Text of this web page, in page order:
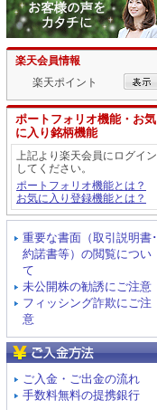
楽天会員情報
楽天ポイント
ポートフォリオ機能・お気
に入り銘柄機能
上記より楽天会員にログイン
してください。
ポートフォリオ機能とは？
お気に入り登録機能とは？
重要な書面（取引説明書･
約諾書等）の閲覧につい
て
未公開株の勧誘にご注意
フィッシング詐欺にご注
意
ご入金・ご出金の流れ
手数料無料の提携銀行